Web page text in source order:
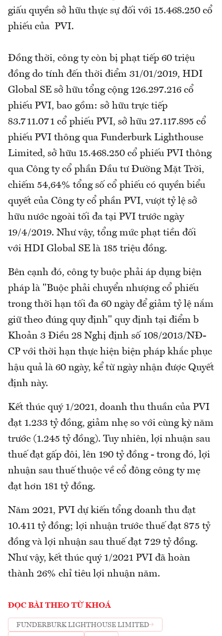
giấu quyền sở hữu thực sự đối với 15.468.250 cổ
phiếu của PVI.
Đồng thời, công ty còn bị phạt tiếp 60 triệu
đồng do tính đến thời điểm 31/01/2019, HDI
Global SE sở hữu tổng cộng 126.297.216 cổ
phiếu PVI, bao gồm: sở hữu trực tiếp
83.711.071 cổ phiếu PVI, sở hữu 27.117.895 cổ
phiếu PVI thông qua Funderburk Lighthouse
Limited, sở hữu 15.468.250 cổ phiếu PVI thông
qua Công ty cổ phần Đầu tư Đường Mặt Trời,
chiếm 54,64% tổng số cổ phiếu có quyền biểu
quyết của Công ty cổ phần PVI, vượt tỷ lệ sở
hữu nước ngoài tối đa tại PVI trước ngày
19/4/2019. Như vậy, tổng mức phạt tiền đối
với HDI Global SE là 185 triệu đồng.
Bên cạnh đó, công ty buộc phải áp dụng biện
pháp là "Buộc phải chuyển nhượng cổ phiếu
trong thời hạn tối đa 60 ngày để giảm tỷ lệ nắm
giữ theo đúng quy định" quy định tại điểm b
Khoản 3 Điều 28 Nghị định số 108/2013/NĐ-
CP với thời hạn thực hiện biện pháp khắc phục
hậu quả là 60 ngày, kể từ ngày nhận được Quyết
định này.
Kết thúc quý 1/2021, doanh thu thuần của PVI
đạt 1.233 tỷ đồng, giảm nhẹ so với cùng kỳ năm
trước (1.245 tỷ đồng). Tuy nhiên, lợi nhuận sau
thuế đạt gấp đôi, lên 190 tỷ đồng - trong đó, lợi
nhuận sau thuế thuộc về cổ đông công ty mẹ
đạt hơn 181 tỷ đồng.
Năm 2021, PVI dự kiến tổng doanh thu đạt
10.411 tỷ đồng; lợi nhuận trước thuế đạt 875 tỷ
đồng và lợi nhuận sau thuế đạt 729 tỷ đồng.
Như vậy, kết thúc quý 1/2021 PVI đã hoàn
thành 26% chỉ tiêu lợi nhuận năm.
ĐỌC BÀI THEO TỪ KHOÁ
FUNDERBURK LIGHTHOUSE LIMITED